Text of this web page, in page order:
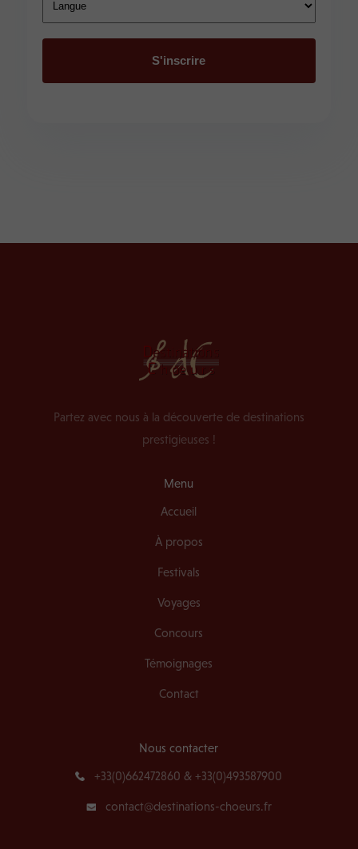
Partez avec nous à la découverte de destinations
prestigieuses !
Menu
Accueil
À propos
Festivals
Voyages
Concours
Témoignages
Contact
Nous contacter
+33(0)662472860 & +33(0)493587900
contact@destinations-choeurs.fr